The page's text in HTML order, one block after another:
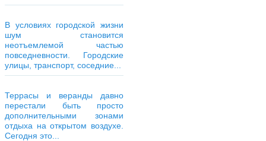
В условиях городской жизни
шум становится
неотъемлемой частью
повседневности. Городские
улицы, транспорт, соседние...
Террасы и веранды давно
перестали быть просто
дополнительными зонами
отдыха на открытом воздухе.
Сегодня это...